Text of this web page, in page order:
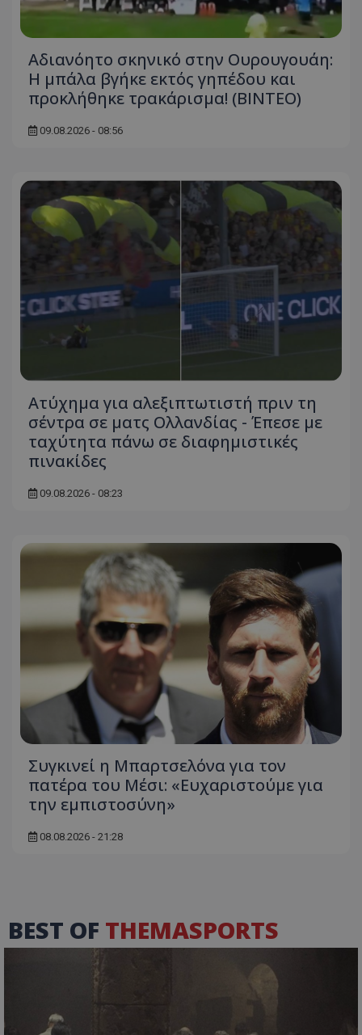
Αδιανόητο σκηνικό στην Ουρουγουάη:
Η μπάλα βγήκε εκτός γηπέδου και
προκλήθηκε τρακάρισμα! (BINTEO)
09.08.2026 - 08:56
Ατύχημα για αλεξιπτωτιστή πριν τη
σέντρα σε ματς Ολλανδίας - Έπεσε με
ταχύτητα πάνω σε διαφημιστικές
πινακίδες
09.08.2026 - 08:23
Συγκινεί η Μπαρτσελόνα για τον
πατέρα του Μέσι: «Ευχαριστούμε για
την εμπιστοσύνη»
08.08.2026 - 21:28
BEST OF THEMASPORTS